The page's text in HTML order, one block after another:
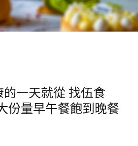
o
k
r
a
一天就從 找伍食
份量早午餐飽到晚餐